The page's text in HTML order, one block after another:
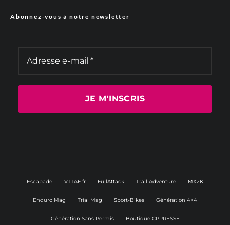
Abonnez-vous à notre newsletter
Escapade VTTAE.fr FullAttack Trail Adventure MX2K
Enduro Mag Trial Mag Sport-Bikes Génération 4×4
Génération Sans Permis Boutique CPPRESSE